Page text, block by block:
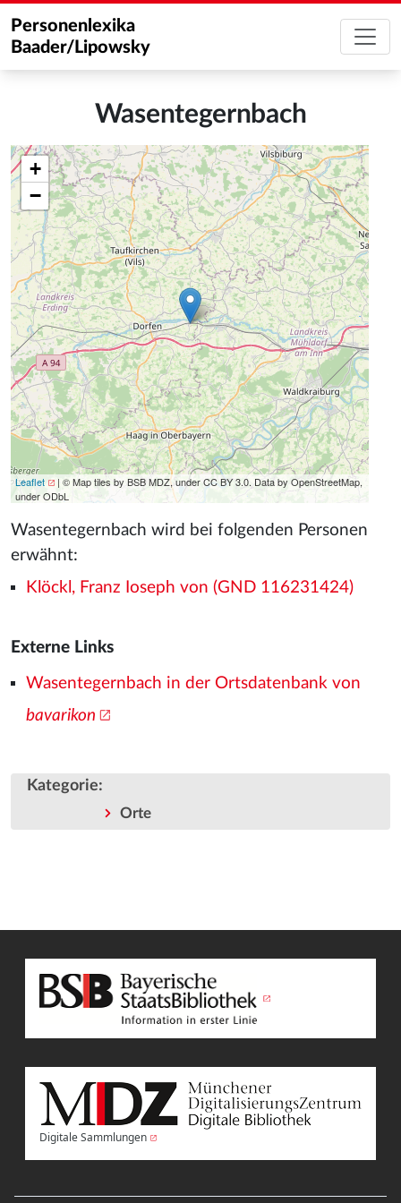
Personenlexika
Baader/Lipowsky
Wasentegernbach
+
−
Leaflet
| © Map tiles by BSB MDZ, under CC BY 3.0. Data by OpenStreetMap,
under ODbL
Wasentegernbach wird bei folgenden Personen
erwähnt:
Klöckl, Franz Ioseph von (GND 116231424)
Externe Links
Wasentegernbach in der Ortsdatenbank von
bavarikon
Kategorie:
Orte
Digitale Sammlungen